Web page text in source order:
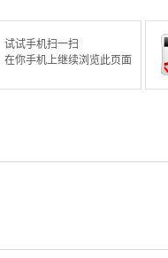
试试手机扫一扫
在你手机上继续浏览此页面